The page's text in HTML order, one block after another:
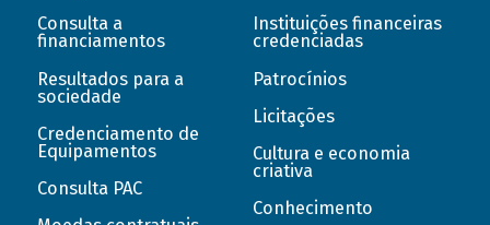
Consulta a
financiamentos
Resultados para a
sociedade
Credenciamento de
Equipamentos
Consulta PAC
Instituições financeiras
credenciadas
Patrocínios
Licitações
Cultura e economia
criativa
Conhecimento